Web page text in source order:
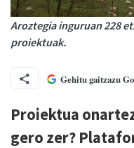
Aroztegia inguruan 228
proiektuak.
Gehitu gaitzazu
Proiektua
gero zer?